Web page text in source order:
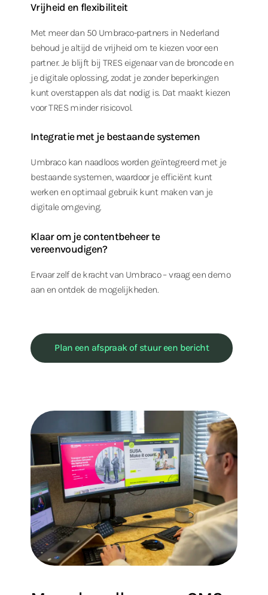
Vrijheid en flexibiliteit
Met meer dan 50 Umbraco-partners in Nederland
behoud je altijd de vrijheid om te kiezen voor een
partner. Je blijft bij TRES eigenaar van de broncode en
je digitale oplossing, zodat je zonder beperkingen
kunt overstappen als dat nodig is. Dat maakt kiezen
voor TRES minder risicovol.
Integratie met je bestaande systemen
Umbraco kan naadloos worden geïntegreerd met je
bestaande systemen, waardoor je efficiënt kunt
werken en optimaal gebruik kunt maken van je
digitale omgeving.
Klaar om je contentbeheer te
vereenvoudigen?
Ervaar zelf de kracht van Umbraco – vraag een demo
aan en ontdek de mogelijkheden.
Plan een afspraak of stuur een bericht